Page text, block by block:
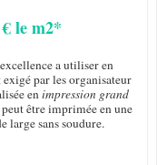
le m2*
a utiliser en
par les organisateur
enimpression grand
être imprimée en une
large sans soudure.